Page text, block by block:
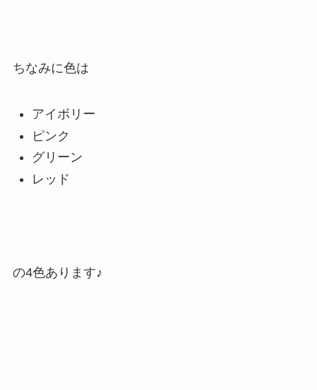
ちなみに色は
アイボリー
ピンク
グリーン
レッド
の4色あります♪